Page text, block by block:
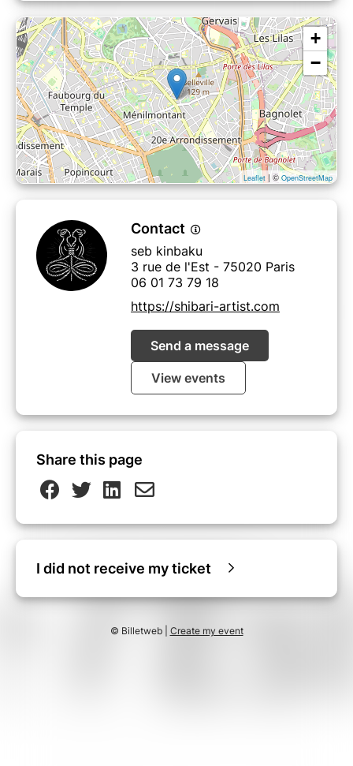
+
−
Leaflet | © OpenStreetMap
Contact
seb kinbaku
3 rue de l'Est - 75020 Paris
06 01 73 79 18
https://shibari-artist.com
Send a message
View events
Share this page
I did not receive my ticket
© Billetweb | Create my event